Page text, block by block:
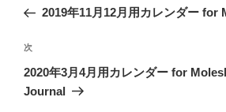
ナ
ビ
ゲ
ー
の
稿
2019年11月12月用カレンダー for
次
の
投
次
2020年3月4月用カレンダー for
Journal